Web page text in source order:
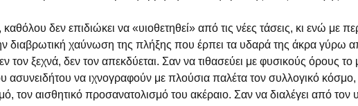
δεν επιδιώκει να «υιοθετηθεί» από τις νέες τάσεις, κι ενώ με
διαβρωτική χαύνωση της πλήξης που έρπει τα υδαρά της άκρα γύρω
τον ξεχνά, δεν τον απεκδύεται. Σαν να τιθασεύει με φυσικούς όρους
ασυνειδήτου να ιχνογραφούν με πλούσια παλέτα τον συλλογικό κόσμο,
τον αισθητικό προσανατολισμό του ακέραιο. Σαν να διαλέγει από